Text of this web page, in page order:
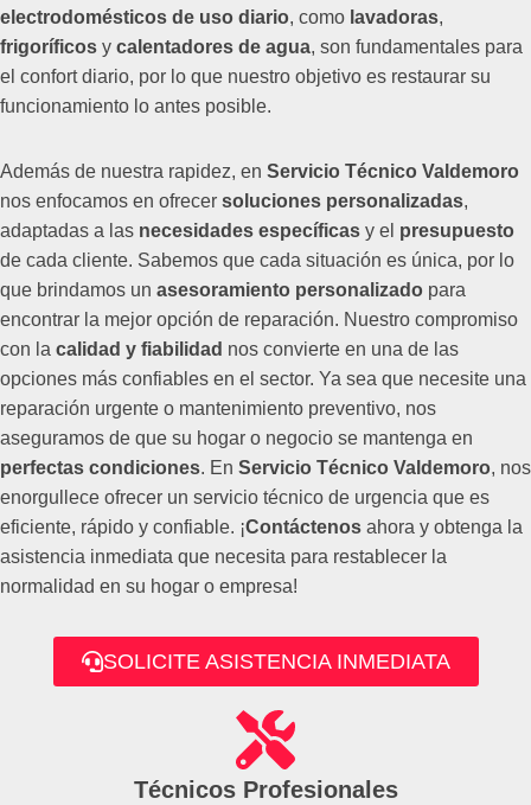
electrodomésticos de uso diario, como lavadoras,
frigoríficos y calentadores de agua, son fundamentales para
el confort diario, por lo que nuestro objetivo es restaurar su
funcionamiento lo antes posible.
Además de nuestra rapidez, en Servicio Técnico Valdemoro
nos enfocamos en ofrecer soluciones personalizadas,
adaptadas a las necesidades específicas y el presupuesto
de cada cliente. Sabemos que cada situación es única, por lo
que brindamos un asesoramiento personalizado para
encontrar la mejor opción de reparación. Nuestro compromiso
con la calidad y fiabilidad nos convierte en una de las
opciones más confiables en el sector. Ya sea que necesite una
reparación urgente o mantenimiento preventivo, nos
aseguramos de que su hogar o negocio se mantenga en
perfectas condiciones. En Servicio Técnico Valdemoro, nos
enorgullece ofrecer un servicio técnico de urgencia que es
eficiente, rápido y confiable. ¡Contáctenos ahora y obtenga la
asistencia inmediata que necesita para restablecer la
normalidad en su hogar o empresa!
SOLICITE ASISTENCIA INMEDIATA
Técnicos Profesionales